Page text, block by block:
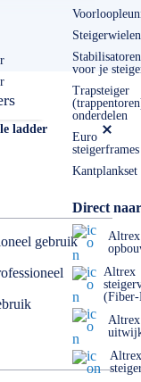
Steigerwielen
Stabilisatoren
voor je
Trapsteiger
onderdelen
Euro
steigerframes
Kantplankset
Direct
Altrex
Altrex
Altrex
Altrex
ladder
gebruik